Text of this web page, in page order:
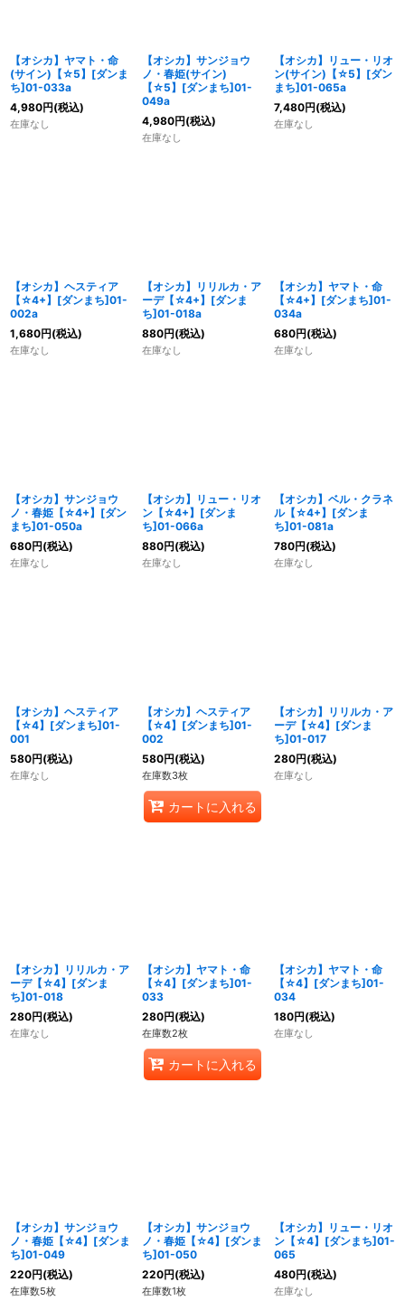
【オシカ】ヤマト・命
(サイン)【☆5】[ダンま
ち]01-033a
4,980円(税込)
在庫なし
【オシカ】サンジョウ
ノ・春姫(サイン)
【☆5】[ダンまち]01-
049a
4,980円(税込)
在庫なし
【オシカ】リュー・リオ
ン(サイン)【☆5】[ダン
まち]01-065a
7,480円(税込)
在庫なし
【オシカ】ヘスティア
【☆4+】[ダンまち]01-
002a
1,680円(税込)
在庫なし
【オシカ】リリルカ・ア
ーデ【☆4+】[ダンま
ち]01-018a
880円(税込)
在庫なし
【オシカ】ヤマト・命
【☆4+】[ダンまち]01-
034a
680円(税込)
在庫なし
【オシカ】サンジョウ
ノ・春姫【☆4+】[ダン
まち]01-050a
680円(税込)
在庫なし
【オシカ】リュー・リオ
ン【☆4+】[ダンま
ち]01-066a
880円(税込)
在庫なし
【オシカ】ベル・クラネ
ル【☆4+】[ダンま
ち]01-081a
780円(税込)
在庫なし
【オシカ】ヘスティア
【☆4】[ダンまち]01-
001
580円(税込)
在庫なし
【オシカ】ヘスティア
【☆4】[ダンまち]01-
002
580円(税込)
在庫数3枚
カートに入れる
【オシカ】リリルカ・ア
ーデ【☆4】[ダンま
ち]01-017
280円(税込)
在庫なし
【オシカ】リリルカ・ア
ーデ【☆4】[ダンま
ち]01-018
280円(税込)
在庫なし
【オシカ】ヤマト・命
【☆4】[ダンまち]01-
033
280円(税込)
在庫数2枚
カートに入れる
【オシカ】ヤマト・命
【☆4】[ダンまち]01-
034
180円(税込)
在庫なし
【オシカ】サンジョウ
ノ・春姫【☆4】[ダンま
ち]01-049
220円(税込)
在庫数5枚
【オシカ】サンジョウ
ノ・春姫【☆4】[ダンま
ち]01-050
220円(税込)
在庫数1枚
【オシカ】リュー・リオ
ン【☆4】[ダンまち]01-
065
480円(税込)
在庫なし